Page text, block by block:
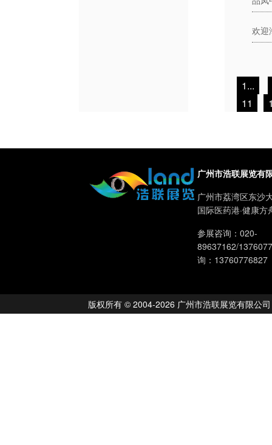
1...
11
广州市浩联展览有
广州市荔湾区东沙
国际医药港·健康方
参展咨询：020-
89637162/
询：13760776827
版权所有 © 2004-2026 广州市浩联展览有限公